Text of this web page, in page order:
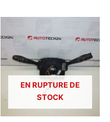
EN RUPTURE DE
STOCK